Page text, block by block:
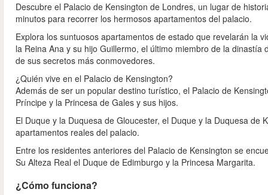
Descubre el Palacio de Kensington de Londres, un lugar de
minutos para recorrer los hermosos apartamentos del palacio.
Explora los suntuosos apartamentos de estado que revelarán la
la Reina Ana y su hijo Guillermo, el último miembro de la
de sus secretos más conmovedores.
¿Quién vive en el Palacio de Kensington?
Además de ser un popular destino turístico, el Palacio de
Príncipe y la Princesa de Gales y sus hijos.
El Duque y la Duquesa de Gloucester, el Duque y la Duquesa
apartamentos reales del palacio.
Entre los residentes anteriores del Palacio de Kensington se
Su Alteza Real el Duque de Edimburgo y la Princesa Margarita.
¿Cómo funciona?